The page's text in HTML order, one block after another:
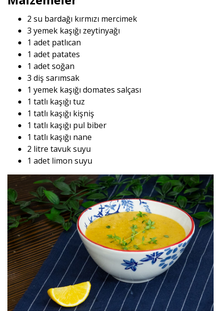
2 su bardağı kırmızı mercimek
3 yemek kaşığı zeytinyağı
1 adet patlıcan
1 adet patates
1 adet soğan
3 diş sarımsak
1 yemek kaşığı domates salçası
1 tatlı kaşığı tuz
1 tatlı kaşığı kişniş
1 tatlı kaşığı pul biber
1 tatlı kaşığı nane
2 litre tavuk suyu
1 adet limon suyu